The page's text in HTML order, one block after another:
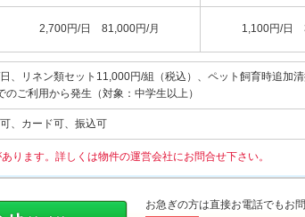
2,700円/日 81,000円/月 1,100円/日
、リネン類セット11,000円/組（税込）、ペット飼育時追加
ご利用から発生（対象：中学生以上）
、カード可、振込可
ります。詳しくは物件の運営会社にお問合せ下さい。
お急ぎの方は直接お電話でもお